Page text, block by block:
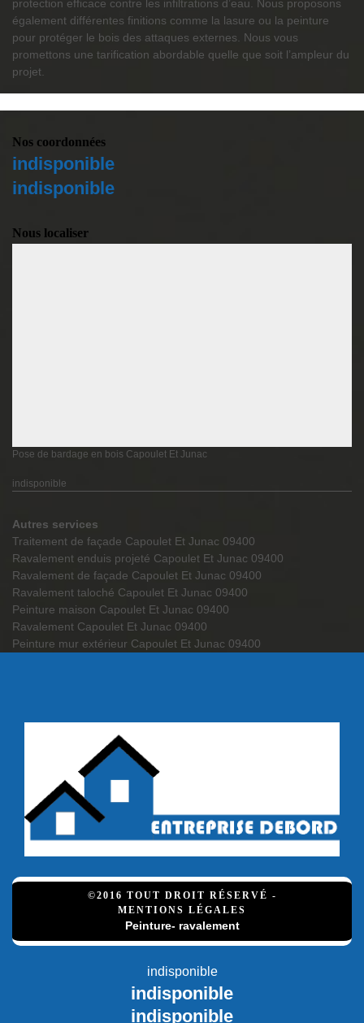
protection efficace contre les infiltrations d’eau. Nous proposons
également différentes finitions comme la lasure ou la peinture
pour protéger le bois des attaques externes. Nous vous
promettons une tarification abordable quelle que soit l’ampleur du
projet.
Nos coordonnées
indisponible
indisponible
Nous localiser
Pose de bardage en bois Capoulet Et Junac
indisponible
Autres services
Traitement de façade Capoulet Et Junac 09400
Ravalement enduis projeté Capoulet Et Junac 09400
Ravalement de façade Capoulet Et Junac 09400
Ravalement taloché Capoulet Et Junac 09400
Peinture maison Capoulet Et Junac 09400
Ravalement Capoulet Et Junac 09400
Peinture mur extérieur Capoulet Et Junac 09400
©2016 TOUT DROIT RÉSERVÉ -
MENTIONS LÉGALES
Peinture- ravalement
indisponible
indisponible
indisponible